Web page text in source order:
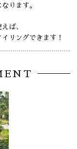
ります。
ば、
リングできます！